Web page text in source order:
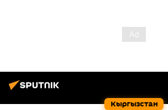
Кыргызстан